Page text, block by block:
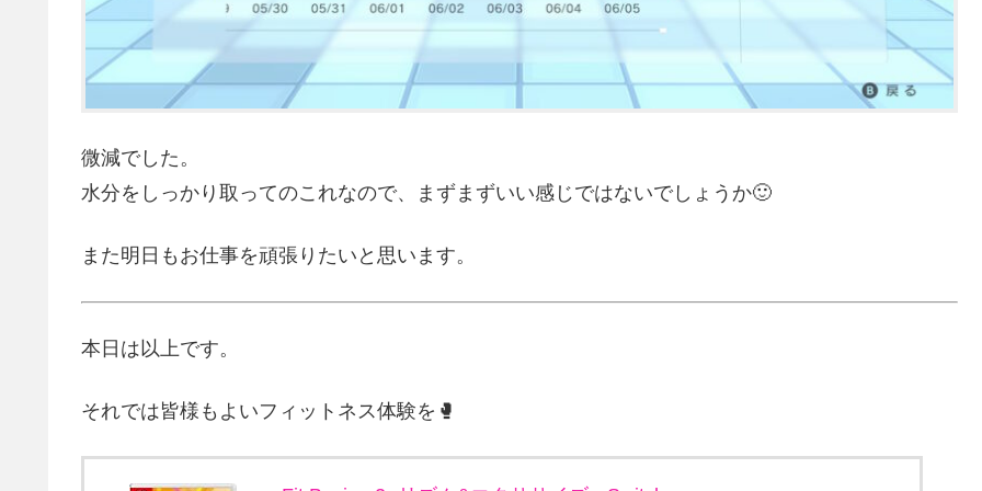
微減でした。
水分をしっかり取ってのこれなので、まずまずいい感じではないでしょうか🙂
また明日もお仕事を頑張りたいと思います。
本日は以上です。
それでは皆様もよいフィットネス体験を🥊